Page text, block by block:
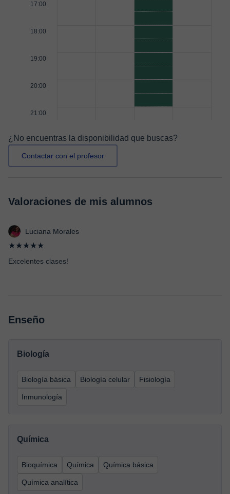
17:00
18:00
19:00
20:00
21:00
¿No encuentras la disponibilidad que buscas?
Contactar con el profesor
Valoraciones de mis alumnos
Luciana Morales
★★★★★
Excelentes clases!
Enseño
Biología
Biología básica Biología celular Fisiología
Inmunología
Química
Bioquímica Química Química básica
Química analítica